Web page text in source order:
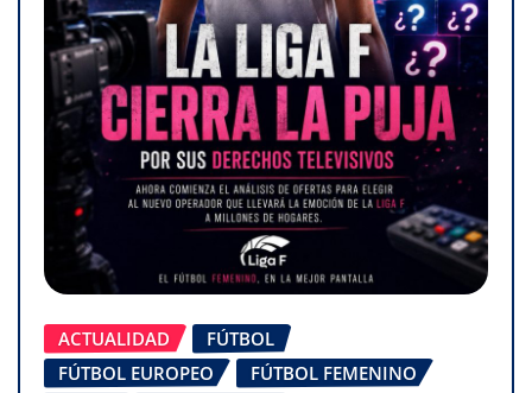
ACTUALIDAD
FÚTBOL
FÚTBOL EUROPEO
FÚTBOL FEMENINO